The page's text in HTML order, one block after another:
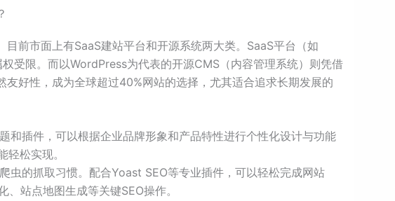
前市面上有SaaS建站平台和开源系统两大类。SaaS平台（如
受限。而以WordPress为代表的开源CMS（内容管理系统）则凭借
好性，成为全球超过40%网站的选择，尤其适合追求长期发展的
和插件，可以根据企业品牌形象和产品特性进行个性化设计与功能
松实现。
虫的抓取习惯。配合Yoast SEO等专业插件，可以轻松完成网站
站点地图生成等关键SEO操作。